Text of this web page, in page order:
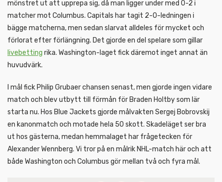
mönstret ut att upprepa sig, då man ligger under med 0-2 i
matcher mot Columbus. Capitals har tagit 2-0-ledningen i
bägge matcherna, men sedan slarvat alldeles för mycket och
förlorat efter förlängning. Det gjorde en del spelare som gillar
livebetting rika. Washington-laget fick däremot inget annat än
huvudvärk.
I mål fick Philip Grubaer chansen senast, men gjorde ingen vidare
match och blev utbytt till förmån för Braden Holtby som lär
starta nu. Hos Blue Jackets gjorde målvakten Sergej Bobrovskij
en kanonmatch och motade hela 50 skott. Skadeläget ser bra
ut hos gästerna, medan hemmalaget har frågetecken för
Alexander Wennberg. Vi tror på en målrik NHL-match här och att
både Washington och Columbus gör mellan två och fyra mål.